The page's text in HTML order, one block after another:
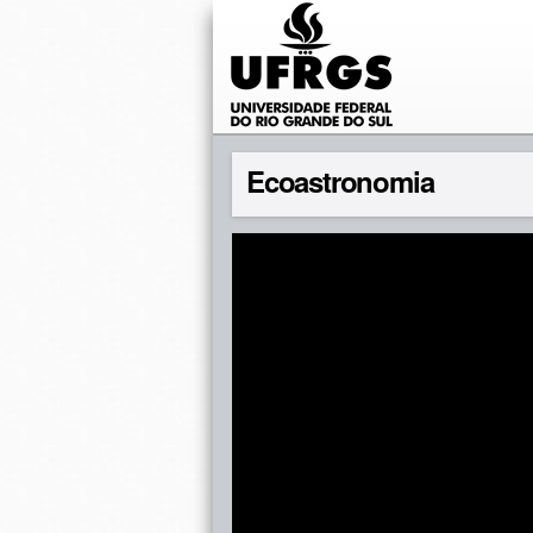
Ecoastronomia